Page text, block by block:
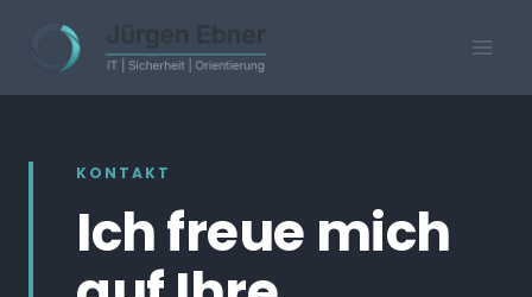
content
KONTAKT
Ich freue mich